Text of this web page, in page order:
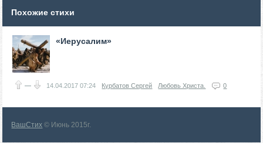
Похожие стихи
«Иерусалим»
— 14.04.201707:24 Курбатов Сергей Любовь Христа. 0
ВашСтих © Июнь 2015г.